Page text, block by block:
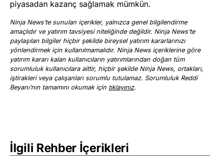
piyasadan kazanç sağlamak mümkün.
Ninja News’te sunulan içerikler, yalnızca genel bilgilendirme
amaçlıdır ve yatırım tavsiyesi niteliğinde değildir. Ninja News’te
paylaşılan bilgiler hiçbir şekilde bireysel yatırım kararlarınızı
yönlendirmek için kullanılmamalıdır. Ninja News içeriklerine göre
yatırım kararı kalan kullanıcıların yatırımlarından doğan tüm
sorumluluk kullanıcılara aittir, hiçbir şekilde Ninja News, ortakları,
iştirakleri veya çalışanları sorumlu tutulamaz. Sorumluluk Reddi
Beyanı’nın tamamını okumak için tıklayınız.
İlgili Rehber İçerikleri